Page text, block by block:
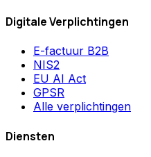
Digitale Verplichtingen
E-factuur B2B
NIS2
EU AI Act
GPSR
Alle verplichtingen
Diensten